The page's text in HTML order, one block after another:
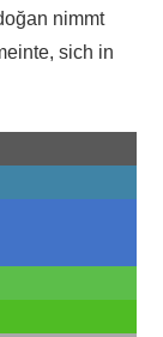
nimmt
sich in